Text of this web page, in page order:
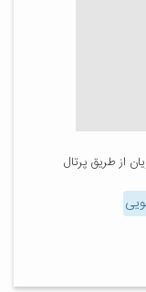
از طریق پرتال